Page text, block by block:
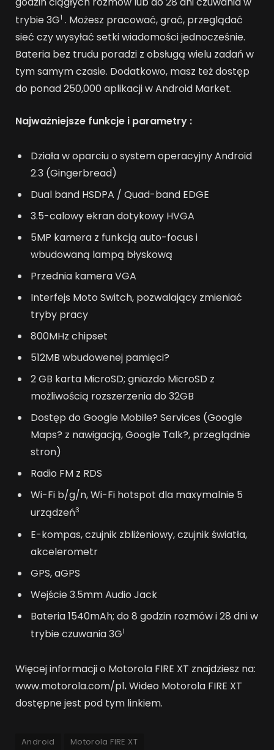
trybie 3G1 . Możesz pracować, grać, przeglądać
sieć czy wysyłać setki wiadomości jednocześnie.
Bateria bez trudu poradzi z obsługą wielu zadań w
tym samym czasie. Dodatkowo, masz też dostęp
do ponad 250,000 aplikacji w Android Market.
Najważniejsze funkcje i parametry :
Działa w oparciu o system operacyjny Android
2.3 (Gingerbread)
Dual band HSDPA / Quad-band EDGE
3.5-calowy ekran dotykowy HVGA
5MP kamera z funkcją auto-focus i
wbudowaną lampą błyskową
Przednia kamera VGA
Interfejs Moto Switch, pozwalający zmieniać
tryby pracy
800MHz chipset
512MB wbudowenej pamięci?
2 GB karta MicroSD; gniazdo MicroSD z
możliwością rozszerzenia do 32GB
Dostęp do Google Mobile? Services (Google
Maps? z nawigacją, Google Talk?, przeglądnie
stron)
Radio FM z RDS
Wi-Fi b/g/n, Wi-Fi hotspot dla maxymalnie 5
urządzeń3
E-kompas, czujnik zbliżeniowy, czujnik światła,
akcelerometr
GPS, aGPS
Wejście 3.5mm Audio Jack
Bateria 1540mAh; do 8 godzin rozmów i 28 dni w
trybie czuwania 3G1
Więcej informacji o Motorola FIRE XT znajdziesz na:
www.motorola.com/pl.Wideo Motorola FIRE XT
dostępne jest pod tym linkiem.
Android Motorola FIRE XT